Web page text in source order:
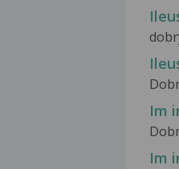
Im
Im